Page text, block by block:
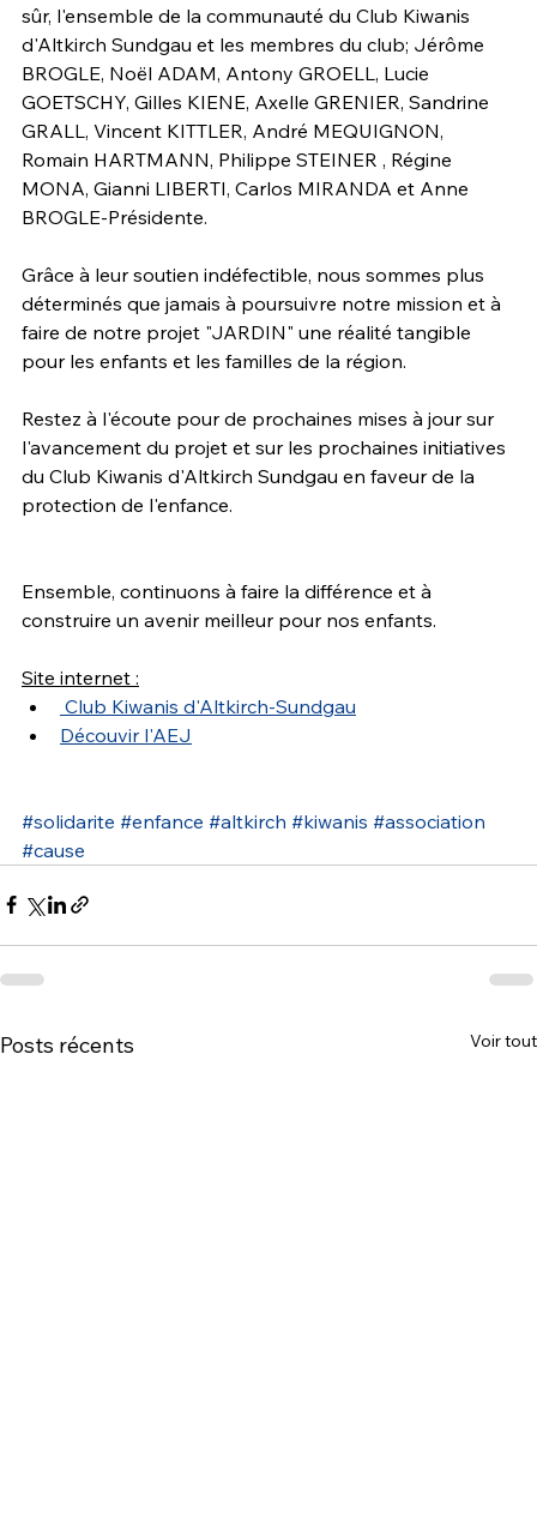
sûr, l'ensemble de la communauté du Club Kiwanis
d'Altkirch Sundgau et les membres du club; Jérôme
BROGLE, Noël ADAM, Antony GROELL, Lucie
GOETSCHY, Gilles KIENE, Axelle GRENIER, Sandrine
GRALL, Vincent KITTLER, André MEQUIGNON,
Romain HARTMANN, Philippe STEINER , Régine
MONA, Gianni LIBERTI, Carlos MIRANDA et Anne
BROGLE-Présidente.
Grâce à leur soutien indéfectible, nous sommes plus
déterminés que jamais à poursuivre notre mission et à
faire de notre projet "JARDIN" une réalité tangible
pour les enfants et les familles de la région.
Restez à l'écoute pour de prochaines mises à jour sur
l'avancement du projet et sur les prochaines initiatives
du Club Kiwanis d'Altkirch Sundgau en faveur de la
protection de l'enfance.
Ensemble, continuons à faire la différence et à
construire un avenir meilleur pour nos enfants.
Site internet :
Club Kiwanis d'Altkirch-Sundgau
Découvir l'AEJ
#solidarite #enfance #altkirch #kiwanis #association
#cause
Posts récents Voir tout